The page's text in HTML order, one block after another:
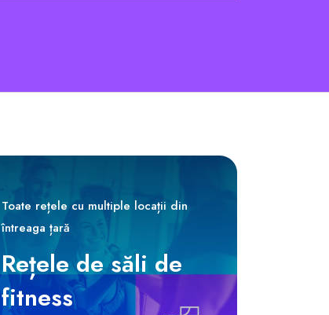
Toate rețele cu multiple locații din
întreaga țară
Rețele de săli de
fitness